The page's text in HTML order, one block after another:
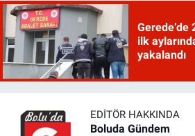
Gerede’de
ilk
yakalandı
EDITÖR HAKKINDA
Boluda Gündem